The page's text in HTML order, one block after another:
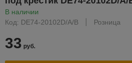
В наличии
Код: DE74-20102D/A/B
Розница
33 руб.